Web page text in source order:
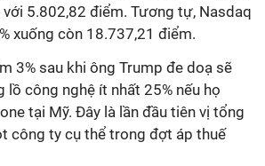
với 5.802,82 điểm. Tương tự, Nasdaq
xuống còn 18.737,21 điểm.
3% sau khi ông Trump đe doạ sẽ
lồ công nghệ ít nhất 25% nếu họ
tại Mỹ. Đây là lần đầu tiên vị tổng
công ty cụ thể trong đợt áp thuế